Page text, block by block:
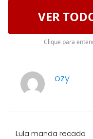
VER
Clique para
ozy
Lula manda recado